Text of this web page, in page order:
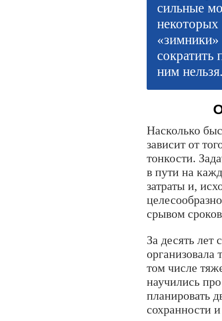
сильные
некоторых
сократить
ним
Насколько
зависит от
тонкости.
в пути на
затраты и,
срывом
За десять лет
том числе
научились
планировать
сохранности